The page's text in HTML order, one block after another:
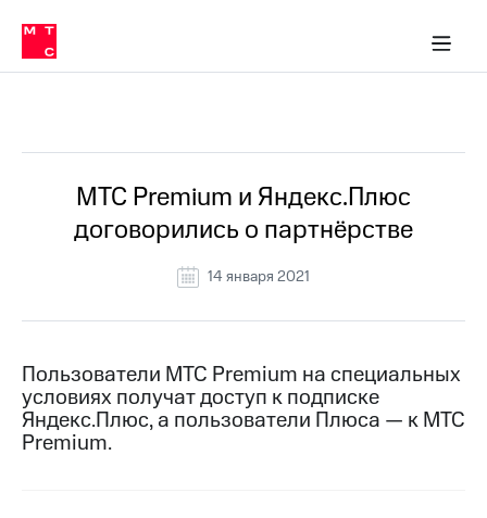
связь
Сервисы и подписки
30% на связь
кабинеты
Мобильная
и
Спутниковое
ТВ
номер
в МТС
Тарифы
в МТС
Услуги
приложение
Мой
МТС
Акции
МТС Premium и Яндекс.Плюс
договорились о партнёрстве
14 января 2021
Пользователи МТС Premium на специальных
условиях получат доступ к подписке
Яндекс.Плюс, а пользователи Плюса — к МТС
Premium.